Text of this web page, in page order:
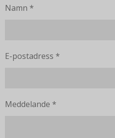
Namn *
E-postadress *
Meddelande *